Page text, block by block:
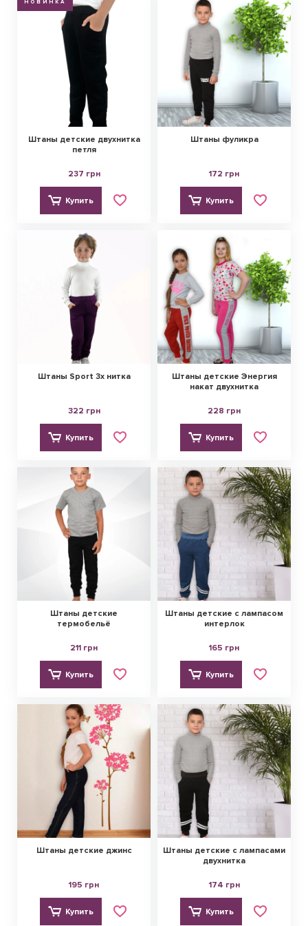
Обмен и возврат
Пн-Пт: с 8.00 до 17.00
(097) 779 44 39
(097) 779 44 39
г. Горишние Плавни, ул. Строна 3, 2 этаж, София Текстиль
НОВИНКА
Штаны детские двухнитка
петля
237 грн
Купить
Штаны фуликра
172 грн
Купить
Штаны Sport 3х нитка
322 грн
Купить
Штаны детские Энергия
накат двухнитка
228 грн
Купить
Штаны детские
термобельё
211 грн
Купить
Штаны детские с лампасом
интерлок
165 грн
Купить
Штаны детские джинс
195 грн
Купить
Штаны детские с лампасами
двухнитка
174 грн
Купить